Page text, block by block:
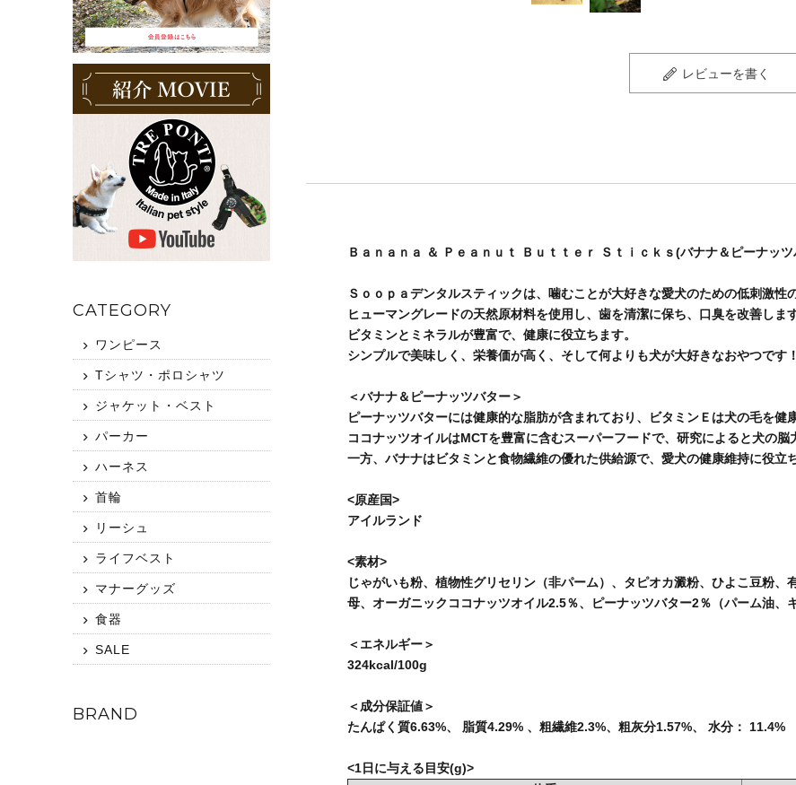
CATEGORY
ワンピース
Tシャツ・ポロシャツ
ジャケット・ベスト
パーカー
ハーネス
首輪
リーシュ
ライフベスト
マナーグッズ
食器
SALE
BRAND
レビューを書く
Ｂａｎａｎａ ＆ Ｐｅａｎｕｔ Ｂｕｔｔｅｒ Ｓｔｉｃｋｓ(バナナ＆ピーナッツ
Ｓｏｏｐａデンタルスティックは、噛むことが大好きな愛犬のための低刺激性
ヒューマングレードの天然原材料を使用し、歯を清潔に保ち、口臭を改善します
ビタミンとミネラルが豊富で、健康に役立ちます。
シンプルで美味しく、栄養価が高く、そして何よりも犬が大好きなおやつです！
＜バナナ＆ピーナッツバター＞
ピーナッツバターには健康的な脂肪が含まれており、ビタミンＥは犬の毛を健
ココナッツオイルはMCTを豊富に含むスーパーフードで、研究によると犬の脳
一方、バナナはビタミンと食物繊維の優れた供給源で、愛犬の健康維持に役立ち
<原産国>
アイルランド
<素材>
じゃがいも粉、植物性グリセリン（非パーム）、タピオカ澱粉、ひよこ豆粉
母、オーガニックココナッツオイル2.5％、ピーナッツバター2％（パーム油、
＜エネルギー＞
324kcal/100g
＜成分保証値＞
たんぱく質6.63%、 脂質4.29% 、粗繊維2.3%、粗灰分1.57%、 水分： 11.4%
<1日に与える目安(g)>